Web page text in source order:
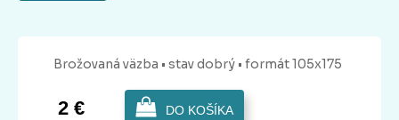
Brožovaná väzba • stav dobrý • formát 105x175
2 € DO KOŠÍKA